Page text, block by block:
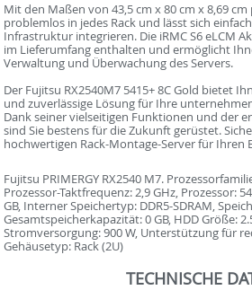
Mit den Maßen von 43,5 cm x 80 cm x 8,69 cm
problemlos in jedes Rack und lässt sich
Infrastruktur integrieren. Die iRMC S6 eLCM
im Lieferumfang enthalten und ermöglicht
Verwaltung und Überwachung des Servers.
Der Fujitsu RX2540M7 5415+ 8C Gold bietet
und zuverlässige Lösung für Ihre
Dank seiner vielseitigen Funktionen und der
sind Sie bestens für die Zukunft gerüstet.
hochwertigen Rack-Montage-Server für Ihren
Fujitsu PRIMERGY RX2540 M7.
Prozessor-Taktfrequenz: 2,9 GHz, Prozessor:
GB, Interner Speichertyp: DDR5-SDRAM,
Gesamtspeicherkapazität: 0 GB, HDD Größe:
Stromversorgung: 900 W, Unterstützung für
Gehäusetyp: Rack (2U)
TECHNISCHE